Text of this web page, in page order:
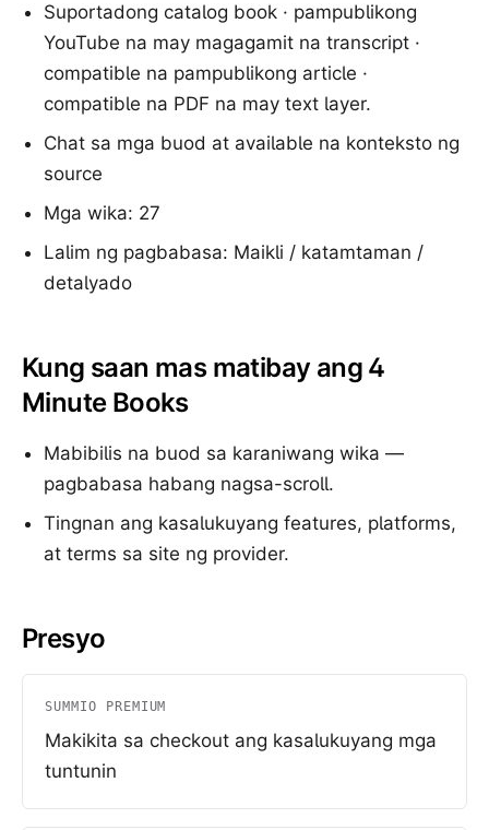
Suportadong catalog book · pampublikong
YouTube na may magagamit na transcript ·
compatible na pampublikong article ·
compatible na PDF na may text layer.
Chat sa mga buod at available na konteksto ng
source
Mga wika: 27
Lalim ng pagbabasa: Maikli / katamtaman /
detalyado
Kung saan mas matibay ang 4
Minute Books
Mabibilis na buod sa karaniwang wika —
pagbabasa habang nagsa-scroll.
Tingnan ang kasalukuyang features, platforms,
at terms sa site ng provider.
Presyo
SUMMIO PREMIUM
Makikita sa checkout ang kasalukuyang mga
tuntunin